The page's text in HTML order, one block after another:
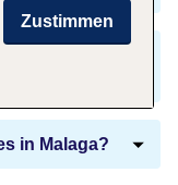
nicht
in Malaga?
Zustimmen